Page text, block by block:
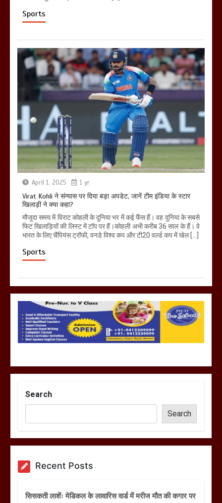
Sports
April 1, 2025 1 yr
Virat Kohli ने संन्यास पर दिया बड़ा अपडेट, जानें टीम इंडिया के स्टार
खिलाड़ी ने क्या कहा?
मौजूदा समय में विराट कोहली के दुनिया भर में कई फैंस हैं। वह दुनिया के सबसे
फिट खिलाड़ियों की लिस्ट में टॉप पर हैं।कोहली अभी करीब 36 साल के हैं। वे
भारत के लिए चैंपियंस ट्रॉफी, वनडे विश्व कप और टी20 वर्ल्ड कप में खेल […]
Sports
Search
Search
Recent Posts
सिसकती लाशेंः मेडिकल के लावारिस वार्ड में मरीज मौत की कगार पर